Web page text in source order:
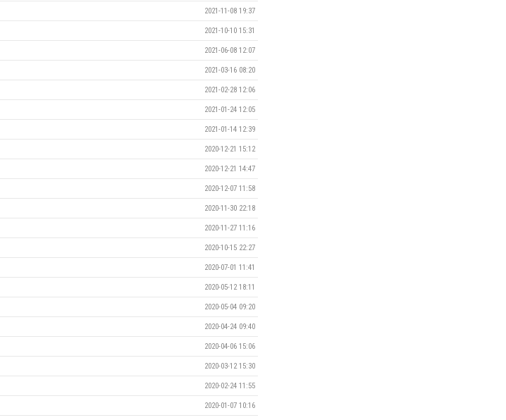
2021-11-08 19:37
2021-10-10 15:31
2021-06-08 12:07
2021-03-16 08:20
2021-02-28 12:06
2021-01-24 12:05
2021-01-14 12:39
2020-12-21 15:12
2020-12-21 14:47
2020-12-07 11:58
2020-11-30 22:18
2020-11-27 11:16
2020-10-15 22:27
2020-07-01 11:41
2020-05-12 18:11
2020-05-04 09:20
2020-04-24 09:40
2020-04-06 15:06
2020-03-12 15:30
2020-02-24 11:55
2020-01-07 10:16